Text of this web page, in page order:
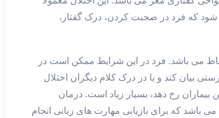
که فرد در صحبت کردن، درک گفتار،
می باشد. فرد در این شرایط ممکن است در
بیان کند و یا در درک کلام دیگران اختلال
بیماران رخ دهد، بسیار زیاد است. درمان
باشد که برای بازیابی مهارت های زبانی انجام